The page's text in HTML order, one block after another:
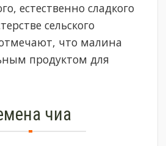
естественно сладкого
сельского
что малина
продуктом для
чиа